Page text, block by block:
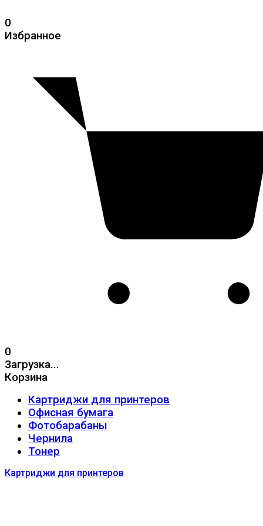
0
Избранное
0
Загрузка...
Корзина
Картриджи для принтеров
Офисная бумага
Фотобарабаны
Чернила
Тонер
Картриджи для принтеров